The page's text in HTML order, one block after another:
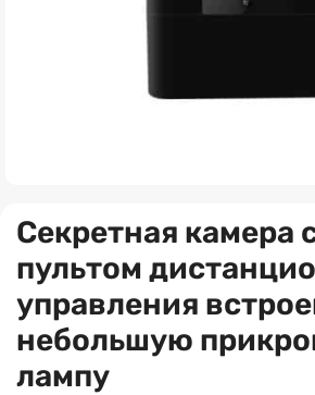
Секретная камера
пультом
управления
небольшую
лампу